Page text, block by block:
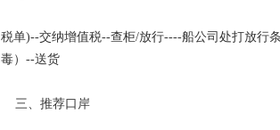
税单)--交纳增值税--查柜/放行----船公司处打放行
毒）--送货
三、推荐口岸